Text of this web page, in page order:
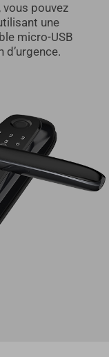
pouvez
une
micro-USB